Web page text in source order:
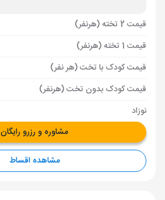
قیمت 2 تخته (هرنفر)
قیمت 1 تخته (هرنفر)
قیمت کودک با تخت (هر نفر)
قیمت کودک بدون تخت (هرنفر)
نوزاد
مشاوره و رزرو رایگان
مشاهده اقساط